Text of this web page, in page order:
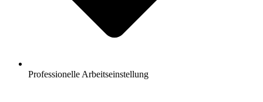
Professionelle Arbeitseinstellung